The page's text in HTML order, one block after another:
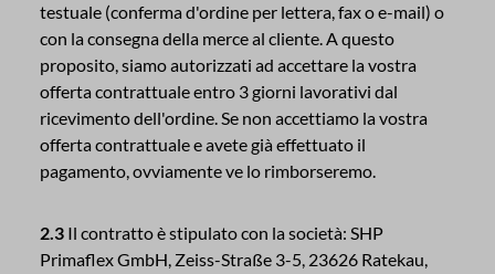
testuale (conferma d'ordine per lettera, fax o e-mail) o
con la consegna della merce al cliente. A questo
proposito, siamo autorizzati ad accettare la vostra
offerta contrattuale entro 3 giorni lavorativi dal
ricevimento dell'ordine. Se non accettiamo la vostra
offerta contrattuale e avete già effettuato il
pagamento, ovviamente ve lo rimborseremo.
2.3 Il contratto è stipulato con la società: SHP
Primaflex GmbH, Zeiss-Straße 3-5, 23626 Ratekau,